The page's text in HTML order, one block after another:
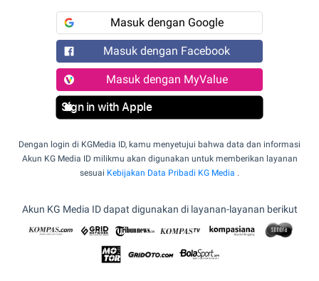
Masuk dengan Google
Masuk dengan Facebook
Masuk dengan MyValue
Sign in with Apple
Dengan login di KGMedia ID, kamu menyetujui bahwa data dan informasi
Akun KG Media ID milikmu akan digunakan untuk memberikan layanan
sesuai Kebijakan Data Pribadi KG Media .
Akun KG Media ID dapat digunakan di layanan-layanan berikut